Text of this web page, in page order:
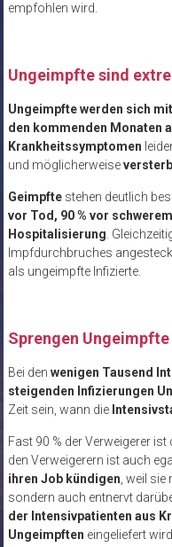
empfohlen wird.
Ungeimpfte sind
Ungeimpfte werden sich
den kommenden Monaten
Krankheitssymptomen
und möglicherweise
Geimpftestehen deutlich
vor Tod, 90 % vor
Hospitalisierung.
Impfdurchbruches
als ungeimpfte Infizierte.
Sprengen
Bei den wenigen Tausend
steigenden Infizierungen
Zeit sein, wann die
Fast 90 % der Verweigerer
den Verweigerern ist auch
ihren Job kündigen, weil sie
sondern auch entnervt
der Intensivpatienten aus
Ungeimpften eingeliefert